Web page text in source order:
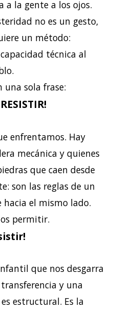
a la gente a los ojos.
no es un gesto,
un método:
técnica al
una sola frase:
enfrentamos. Hay
mecánica y quienes
que caen desde
son las reglas de un
el mismo lado.
permitir.
que nos desgarra
y una
estructural. Es la